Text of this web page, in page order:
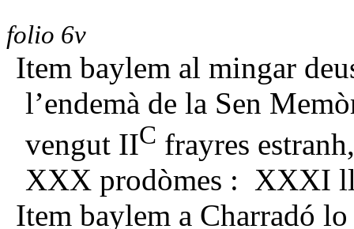
folio 6v
Item baylem al mingar
l’endemà de la Sen
vengut IIC frayres
XXX prodòmes : XXXI
Item baylem a Charradó